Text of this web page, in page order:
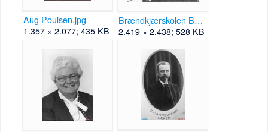
Aug Poulsen.jpg
1.357 × 2.077; 435 KB
Brændkjærskolen B33976.jpg
2.419 × 2.438; 528 KB